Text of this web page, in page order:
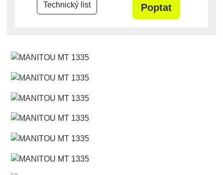
Technický list Poptat